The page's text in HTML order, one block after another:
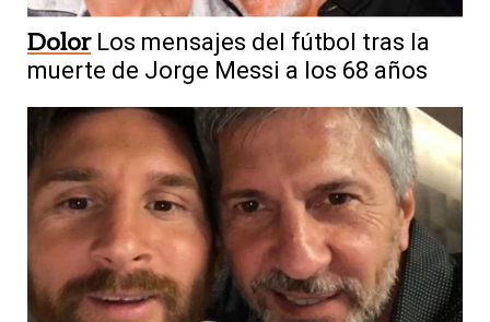
Dolor Los mensajes del fútbol tras la
muerte de Jorge Messi a los 68 años